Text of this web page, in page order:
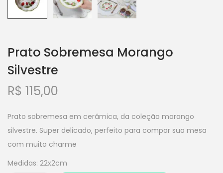
Prato Sobremesa Morango
Silvestre
R$ 115,00
Prato sobremesa em cerâmica, da coleção morango
silvestre. Super delicado, perfeito para compor sua mesa
com muito charme
Medidas: 22x2cm